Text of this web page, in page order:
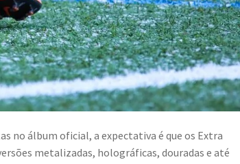
no álbum oficial, a expectativa é que os Extra
metalizadas, holográficas, douradas e até